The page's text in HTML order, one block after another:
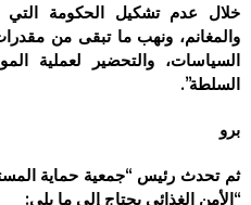
خلال عدم تشكيل الحكومة
والمغانم، ونهب ما تبقى من
السياسات، والتحضير لعملية
السلطة”.
برو
ثم تحدث رئيس “جمعية حماية
“الأمن الغذائي يحتاج إلى ما يلي: